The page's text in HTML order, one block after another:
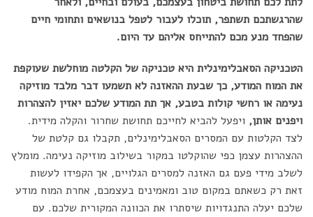
שהרגשתכם תשתפר, תוכלו לעבור לטפל בנושאים ותחומי חיים
שהפחד מנע מכם להתייחס אליהם עד היום.
הטכניקה הסאבלימינלית היא טכניקה של הקלטה מוחלשת שעוקפת
את המוח המודע, כך שבעת ההאזנה לא תשמעו דבר מלבד מוזיקה
נעימה או רחשי קולות בטבע, אך תת המודע שלכם יאזין להצהרות
ויפנים אותן, ויפעל להביא לחייכם תחושת שחרור והקלה מידית.
לצד הקלטות עם המסרים הסאבלימינלים, תקבלו גם קלטת של
ההצהרות עצמן כפי שהוקלטו במקור בשילוב מוזיקה נעימה. מומלץ
לשלב מידי פעם גם האזנה למסרים הגלויים, אך הקפידו לעשות
זאת רק כשאתם במקום טוב ומאמינים בעצמכם, אחרת המוח מודע
שלכם יעלה התנגדויות שיסתרו את הכוונה המקורית שלכם. עם